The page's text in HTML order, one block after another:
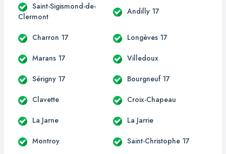
Saint-Sigismond-de-
Clermont
Andilly 17
Charron 17 Longèves 17
Marans 17 Villedoux
Sérigny 17 Bourgneuf 17
Clavette Croix-Chapeau
La Jarne La Jarrie
Montroy Saint-Christophe 17